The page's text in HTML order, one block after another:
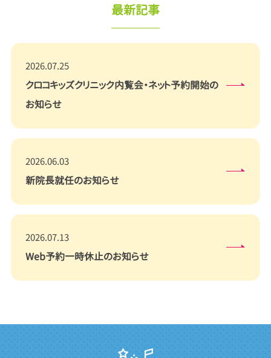
最新記事
2026.07.25
クロコキッズクリニック内覧会・ネット予約開始の
お知らせ
2026.06.03
新院長就任のお知らせ
2026.07.13
Web予約一時休止のお知らせ